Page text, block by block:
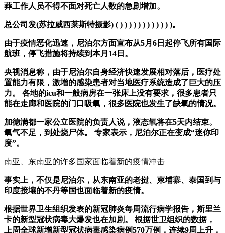
葬工作人员不得不面对死亡人数的急剧增加。
总公司发(苏拉威西莱斯特摄影) ( ) ) ) ) ) ) ) ) ) ) ) )。
由于疫情恶化迅速，尼泊尔方面宣布从5月6日起停飞所有国际
航班，停飞措施将持续到本月14日。
央视消息称，由于尼泊尔自身经济快速发展相对落后，医疗处
置能力有限，激增的感染患者对当地医疗系统造成了巨大的压
力。 各地的icu和一般病房在一张床上没有要求，很多患者只
能在走廊和医院的门口吸氧，很多医院也发生了缺氧的情况。
加德满都一家公立医院的负责人说，液态氧将在5天内结束。
氧气不足，到处烧尸体。 专家表示，尼泊尔正在变成“迷你印
度”。
南亚、东南亚的许多国家面临着新的疫情冲击
事实上，不仅是尼泊尔，从东南亚的老挝、柬埔寨、泰国到与
印度接壤的不丹等国也面临着新的疫情。
根据世界卫生组织发表的新冠肺炎每周流行病学报告，斯里兰
卡的新型冠状病毒大爆发也在加剧。 根据世卫组织的数据，
上周全球新增新型冠状病毒感染病例570万例，连续9周上升，